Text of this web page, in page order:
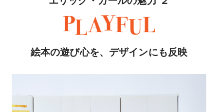
絵本の遊び心を、デザインにも反映